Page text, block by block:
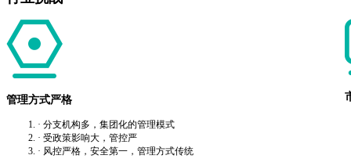
管理方式严格
· 分支机构多，集团化的管理模式
· 受政策影响大，管控严
· 风控严格，安全第一，管理方式传统